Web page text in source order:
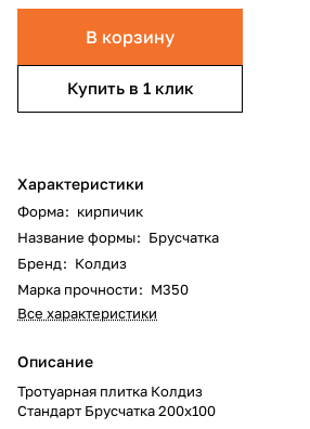
В корзину
Купить в 1 клик
Характеристики
Форма: кирпичик
Название формы: Брусчатка
Бренд: Колдиз
Марка прочности: М350
Все характеристики
Описание
Тротуарная плитка Колдиз
Стандарт Брусчатка 200х100